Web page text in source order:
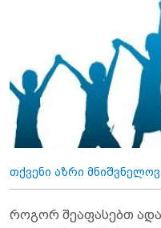
თქვენი აზრი
როგორ შეაფასებთ